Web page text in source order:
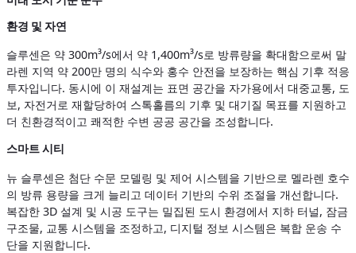
환경 및 자연
슬루센은 약 300m³/s에서 약 1,400m³/s로 방류량을 확대함으로써 말
라렌 지역 약 200만 명의 식수와 홍수 안전을 보장하는 핵심 기후 적응
투자입니다. 동시에 이 재설계는 표면 공간을 자가용에서 대중교통, 도
보, 자전거로 재할당하여 스톡홀름의 기후 및 대기질 목표를 지원하고
더 친환경적이고 쾌적한 수변 공공 공간을 조성합니다.
스마트 시티
뉴 슬루센은 첨단 수문 모델링 및 제어 시스템을 기반으로 멜라렌 호수
의 방류 용량을 크게 늘리고 데이터 기반의 수위 조절을 개선합니다.
복잡한 3D 설계 및 시공 도구는 밀집된 도시 환경에서 지하 터널, 잠금
구조물, 교통 시스템을 조정하고, 디지털 정보 시스템은 복합 운송 수
단을 지원합니다.